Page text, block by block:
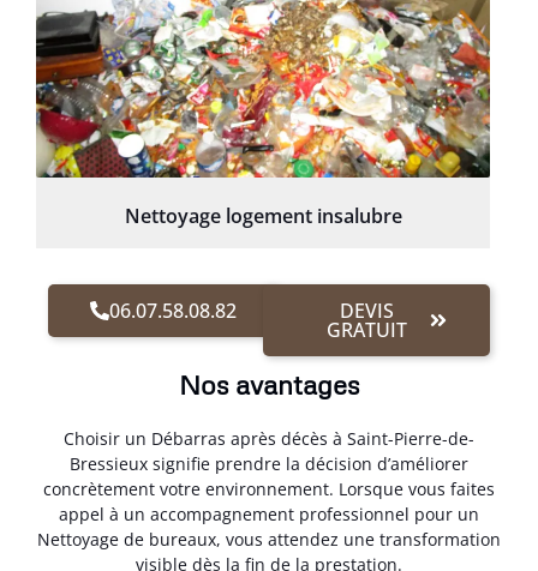
Nettoyage logement insalubre
06.07.58.08.82 DEVIS
GRATUIT
Nos avantages
Choisir un Débarras après décès à Saint-Pierre-de-
Bressieux signifie prendre la décision d’améliorer
concrètement votre environnement. Lorsque vous faites
appel à un accompagnement professionnel pour un
Nettoyage de bureaux, vous attendez une transformation
visible dès la fin de la prestation.